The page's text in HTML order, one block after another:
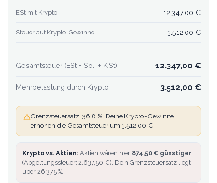
ESt mit Krypto 12.347,00 €
Steuer auf Krypto-Gewinne 3.512,00 €
Gesamtsteuer (ESt + Soli + KiSt) 12.347,00 €
Mehrbelastung durch Krypto 3.512,00 €
Grenzsteuersatz: 36.8 %. Deine Krypto-Gewinne
erhöhen die Gesamtsteuer um 3.512,00 €.
Krypto vs. Aktien: Aktien wären hier 874,50 € günstiger
(Abgeltungssteuer: 2.637,50 €). Dein Grenzsteuersatz liegt
über 26,375 %.